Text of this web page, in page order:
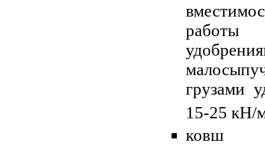
работы
грузами
15-25 кН/
ковш